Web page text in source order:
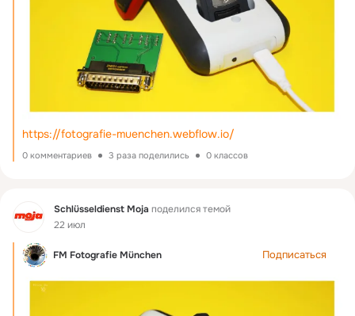
https://fotografie-muenchen.webflow.io/
0 комментариев 3 раза поделились 0 классов
Schlüsseldienst Moja поделился темой
22 июл
FM Fotografie München Подписаться